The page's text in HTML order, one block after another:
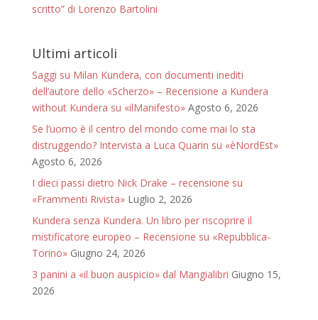
scritto” di Lorenzo Bartolini
Ultimi articoli
Saggi su Milan Kundera, con documenti inediti
dell’autore dello «Scherzo» – Recensione a Kundera
without Kundera su «ilManifesto» Agosto 6, 2026
Se l’uomo è il centro del mondo come mai lo sta
distruggendo? Intervista a Luca Quarin su «èNordEst»
Agosto 6, 2026
I dieci passi dietro Nick Drake – recensione su
«Frammenti Rivista» Luglio 2, 2026
Kundera senza Kundera. Un libro per riscoprire il
mistificatore europeo – Recensione su «Repubblica-
Torino» Giugno 24, 2026
3 panini a «il buon auspicio» dal Mangialibri Giugno 15,
2026